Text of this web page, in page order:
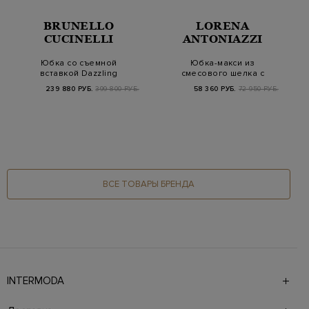
BRUNELLO
CUCINELLI
Юбка со съемной
вставкой Dazzling
М…
239 880 РУБ. 399 800 РУБ.
LORENA
ANTONIAZZI
Юбка-макси из
смесового шелка с
58 360 РУБ. 72 950 РУБ.
ВСЕ ТОВАРЫ БРЕНДА
INTERMODA
брендов на 4 этажах в самом центре города. На сайте